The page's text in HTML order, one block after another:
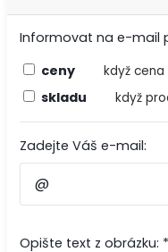
Informovat na e-mail
ceny
když
skladu když
Zadejte Váš e-mail:
Opište text z obrázku: *